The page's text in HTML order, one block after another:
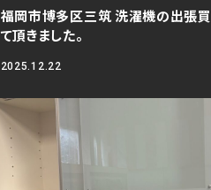
福岡市博多区三筑 洗濯機の出張
て頂きました。
2025.12.22